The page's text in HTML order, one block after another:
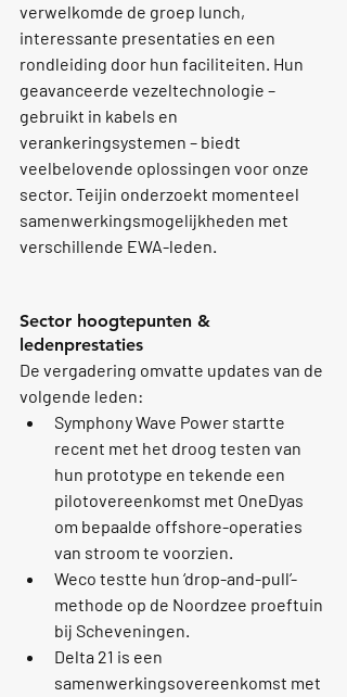
verwelkomde de groep lunch,
interessante presentaties en een
rondleiding door hun faciliteiten. Hun
geavanceerde vezeltechnologie –
gebruikt in kabels en
verankeringsystemen – biedt
veelbelovende oplossingen voor onze
sector. Teijin onderzoekt momenteel
samenwerkingsmogelijkheden met
verschillende EWA-leden.
Sector hoogtepunten &
ledenprestaties
De vergadering omvatte updates van de
volgende leden:
Symphony Wave Power startte
recent met het droog testen van
hun prototype en tekende een
pilotovereenkomst met OneDyas
om bepaalde offshore-operaties
van stroom te voorzien.
Weco testte hun ‘drop-and-pull’-
methode op de Noordzee proeftuin
bij Scheveningen.
Delta 21 is een
samenwerkingsovereenkomst met